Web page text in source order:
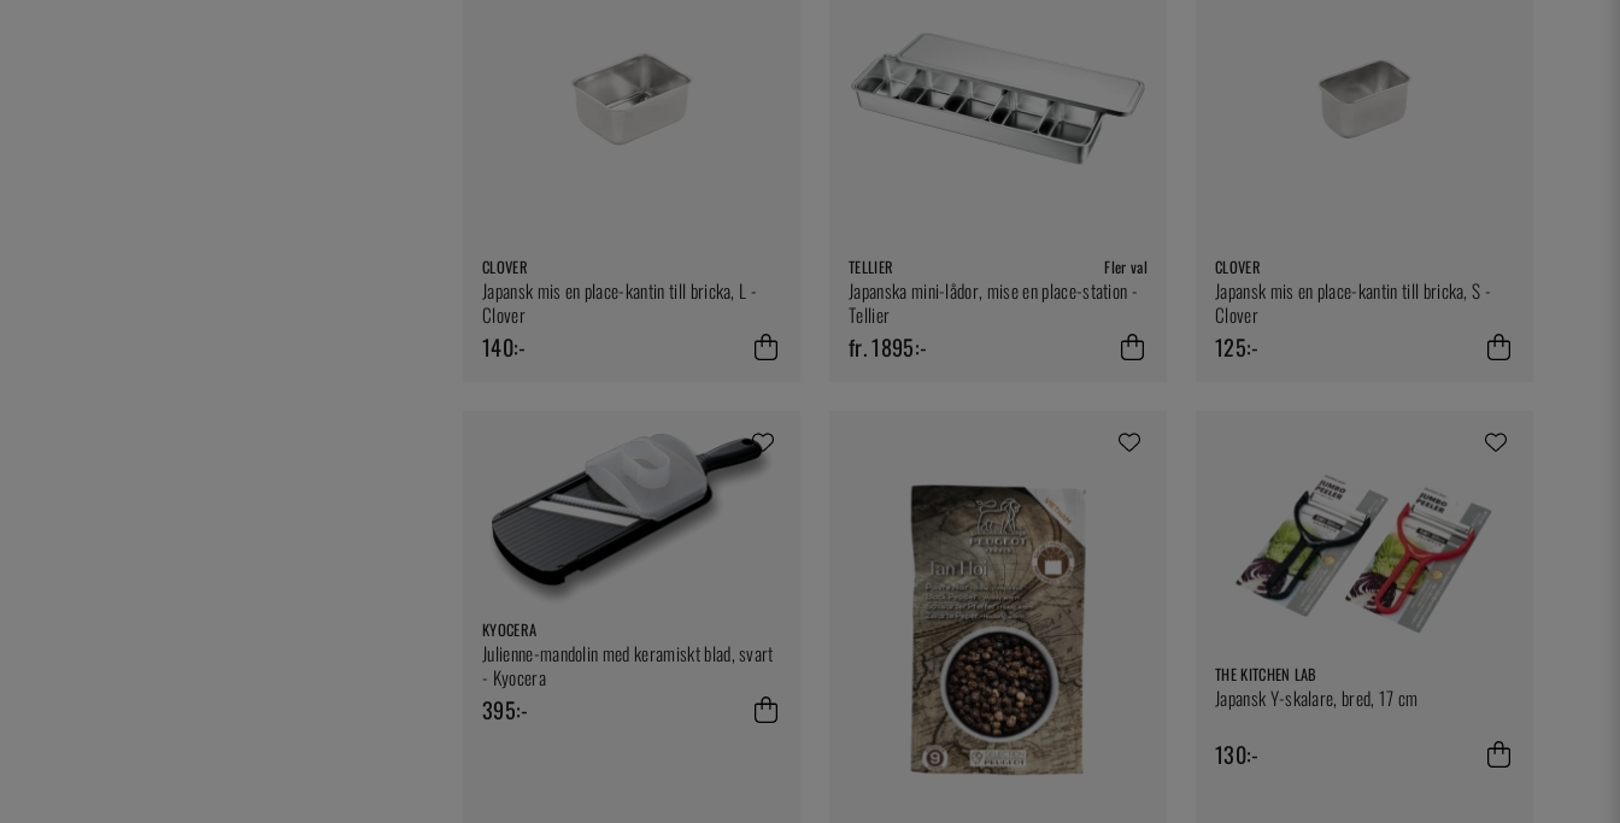
CLOVER
Japansk mis en place-kantin till bricka, L -
Clover
140:-
TELLIER Fler val
Japanska mini-lådor, mise en place-station -
Tellier
fr. 1895:-
CLOVER
Japansk mis en place-kantin till bricka, S -
Clover
125:-
KYOCERA
Julienne-mandolin med keramiskt blad, svart
- Kyocera
395:-
THE KITCHEN LAB
Japansk Y-skalare, bred, 17 cm
130:-